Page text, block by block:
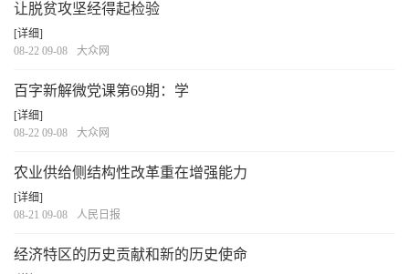
让脱贫攻坚经得起检验
[详细]
08-22 09-08
大众网
百字新解微党课第69期：学
[详细]
08-22 09-08
大众网
农业供给侧结构性改革重在增强能力
[详细]
08-21 09-08
人民日报
经济特区的历史贡献和新的历史使命